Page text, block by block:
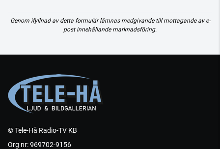
Genom ifyllnad av detta formulär lämnas medgivande till mottagande av e-
post innehållande marknadsföring.
© Tele-Hå Radio-TV KB
Org nr: 969702-9156